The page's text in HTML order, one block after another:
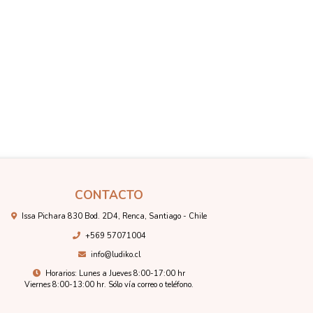
CONTACTO
Issa Pichara 830 Bod. 2D4, Renca, Santiago - Chile
+569 57071004
info@ludiko.cl
Horarios: Lunes a Jueves 8:00-17:00 hr
Viernes 8:00-13:00 hr. Sólo vía correo o teléfono.